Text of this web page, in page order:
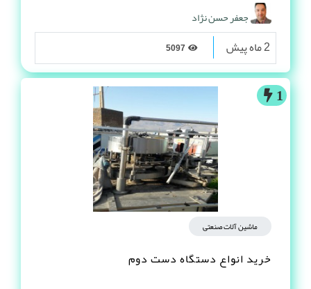
جعفر حسن نژاد
2 ماه پیش
1
ماشین آلات صنعتی
خرید انواع دستگاه دست دوم